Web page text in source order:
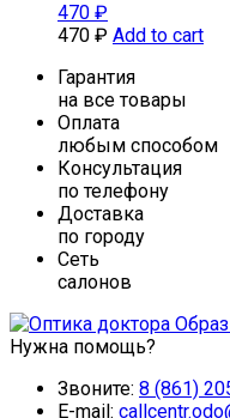
470 ₽
470 ₽ Add to cart
Гарантия
на все товары
Оплата
любым способом
Консультация
по телефону
Доставка
по городу
Сеть
салонов
Нужна помощь?
Звоните: 8 (861)
E-mail: